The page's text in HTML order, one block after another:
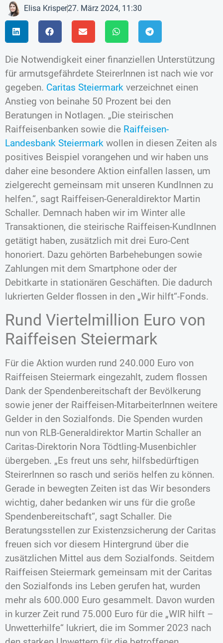
Elisa Krisper27. März 2024, 11:30
Die Notwendigkeit einer finanziellen Unterstützung
für armutsgefährdete SteirerInnen ist nach wie vor
gegeben. Caritas Steiermark verzeichnet einen
Anstieg von beinahe 50 Prozent bei den
Beratungen in Notlagen. „Die steirischen
Raiffeisenbanken sowie die Raiffeisen-
Landesbank Steiermark wollen in diesen Zeiten als
positives Beispiel vorangehen und wir haben uns
daher eine besondere Aktion einfallen lassen, um
zielgerecht gemeinsam mit unseren KundInnen zu
helfen.“, sagt Raiffeisen-Generaldirektor Martin
Schaller. Demnach haben wir im Winter alle
Transaktionen, die steirische Raiffeisen-KundInnen
getätigt haben, zusätzlich mit drei Euro-Cent
honoriert. Dazu gehörten Barbehebungen sowie
Zahlungen mit dem Smartphone oder der
Debitkarte in stationären Geschäften. Die dadurch
lukrierten Gelder flossen in den „Wir hilft“-Fonds.
Rund Viertelmillion Euro von
Raiffeisen Steiermark
Für die Aktion wurden rund 240.000 Euro von
Raiffeisen Steiermark eingezahlt, zudem flossen
Dank der Spendenbereitschaft der Bevölkerung
sowie jener der Raiffeisen-MitarbeiterInnen weitere
Gelder in den Sozialfonds. Die Spenden wurden
nun von RLB-Generaldirektor Martin Schaller an
Caritas-Direktorin Nora Tödtling-Musenbichler
übergeben. „Es freut uns sehr, hilfsbedürftigen
SteirerInnen so rasch und seriös helfen zu können.
Gerade in bewegten Zeiten ist das Wir besonders
wichtig, daher bedanken wir uns für die große
Spendenbereitschaft“, sagt Schaller. Die
Beratungsstellen zur Existenzsicherung der Caritas
freuen sich vor diesem Hintergrund über die
zusätzlichen Mittel aus dem Sozialfonds. Seitdem
Raiffeisen Steiermark gemeinsam mit der Caritas
den Sozialfonds ins Leben gerufen hat, wurden
mehr als 600.000 Euro gesammelt. Davon wurden
in kurzer Zeit rund 75.000 Euro für die „WIR hilft –
Unwetterhilfe“ lukriert, die im Sommer 2023 nach